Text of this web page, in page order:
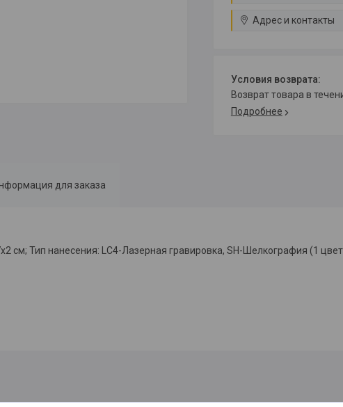
Адрес и контакты
возврат товара в
Подробнее
для заказа
см; Тип нанесения: LC4-Лазерная гравировка, SH-Шелкография (1